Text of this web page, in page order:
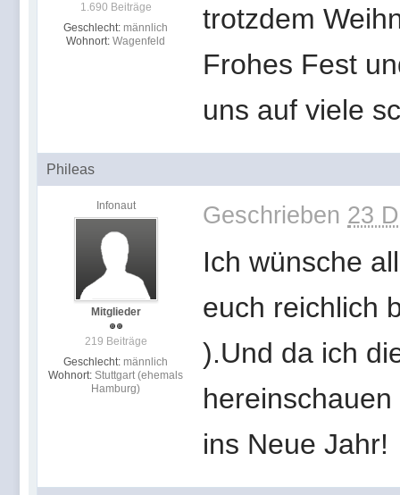
1.690 Beiträge
Geschlecht: männlich
Wohnort: Wagenfeld
trotzdem
Frohes Fest
uns auf viele
Phileas
Infonaut
Mitglieder
219 Beiträge
Geschlecht: männlich
Wohnort: Stuttgart (ehemals
Hamburg)
Geschrieben 23
Ich wünsche
euch reichlich
).Und da ich
ins Neue Jahr!